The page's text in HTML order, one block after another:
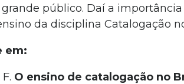
público. Daí a
da disciplina Catalogação
em:
O ensino de catalogação no